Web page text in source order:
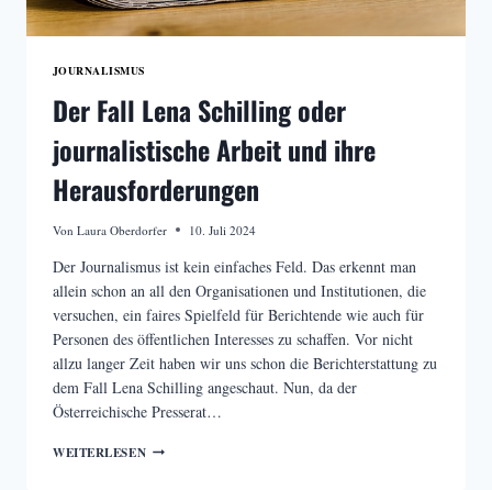
JOURNALISMUS
Der Fall Lena Schilling oder
journalistische Arbeit und ihre
Herausforderungen
Von Laura Oberdorfer 10. Juli 2024
Der Journalismus ist kein einfaches Feld. Das erkennt man
allein schon an all den Organisationen und Institutionen, die
versuchen, ein faires Spielfeld für Berichtende wie auch für
Personen des öffentlichen Interesses zu schaffen. Vor nicht
allzu langer Zeit haben wir uns schon die Berichterstattung zu
dem Fall Lena Schilling angeschaut. Nun, da der
Österreichische Presserat…
WEITERLESENDER